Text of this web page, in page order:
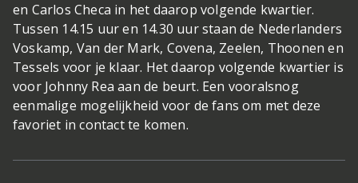
en Carlos Checa in het daarop volgende kwartier.
Tussen 14.15 uur en 14.30 uur staan de Nederlanders
Voskamp, Van der Mark, Covena, Zeelen, Thoonen en
Tessels voor je klaar. Het daarop volgende kwartier is
voor Johnny Rea aan de beurt. Een vooralsnog
eenmalige mogelijkheid voor de fans om met deze
favoriet in contact te komen.